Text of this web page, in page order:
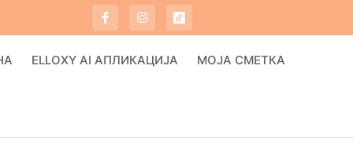
ELLOXY AI АПЛИКАЦИЈА МОЈА СМЕТКА